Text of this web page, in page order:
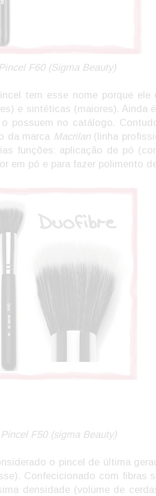
Pincel F60 (Sigma Beauty)
tem esse nome porque ele
e sintéticas (maiores). Ainda
possuem no catálogo.
da marca Macrilan (linha
funções: aplicação de pó
em pó e para fazer polimento
Pincel F50 (sigma Beauty)
o pincel de última
Confecicionado com fibras
densidade (volume de